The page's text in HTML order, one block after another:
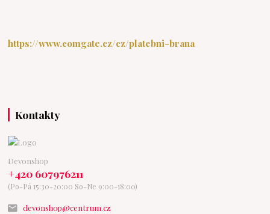
https://www.comgate.cz/cz/platebni-brana
Kontakty
Devonshop
+420 607976211
(Po-Pá 15:30-20:00 So-Ne 9:00-18:00)
devonshop@centrum.cz